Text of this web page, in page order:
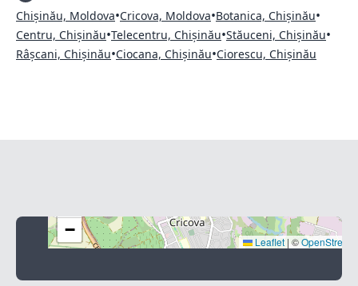
Chișinău, Moldova•Cricova, Moldova•Botanica, Chișinău•
Centru, Chișinău•Telecentru, Chișinău•Stăuceni, Chișinău•
Râșcani, Chișinău•Ciocana, Chișinău•Ciorescu, Chișinău
−
Leaflet | ©